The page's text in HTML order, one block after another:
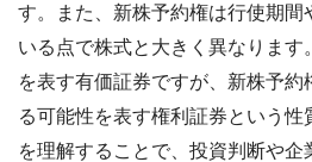
す。また、新株予約権は行使期間
いる点で株式と大きく異なります
を表す有価証券ですが、新株予約
る可能性を表す権利証券という
を理解することで、投資判断や